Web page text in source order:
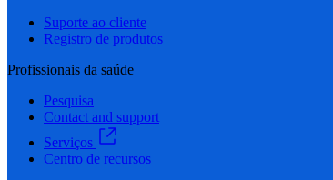
Suporte ao cliente
Registro de produtos
Profissionais da saúde
Pesquisa
Contact and support
Serviços
Centro de recursos